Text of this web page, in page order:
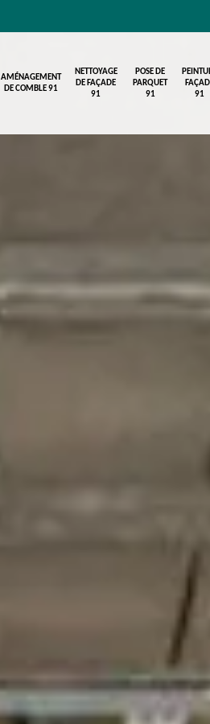
AMÉNAGEMENT
DE COMBLE 91
NETTOYAGE
DE FAÇADE
91
POSE DE
PARQUET
91
91